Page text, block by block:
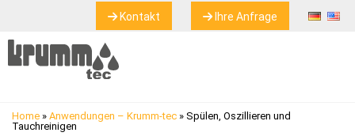
Kontakt Ihre Anfrage
Home » Anwendungen – Krumm-tec » Spülen, Oszillieren und
Tauchreinigen